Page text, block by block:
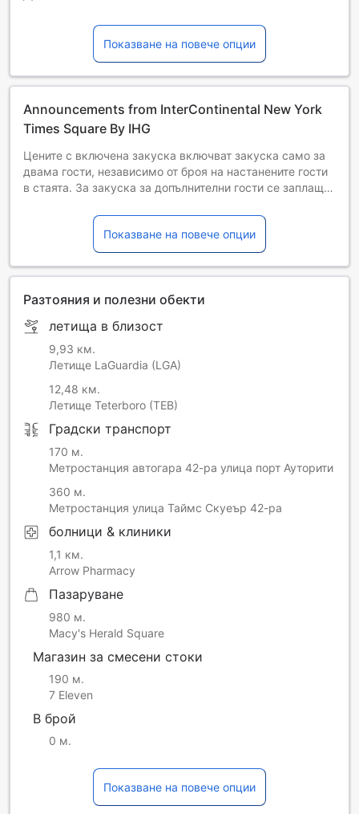
Показване на повече опции
Announcements from InterContinental New York
Times Square By IHG
Цените с включена закуска включват закуска само за
двама гости, независимо от броя на настанените гости
в стаята. За закуска за допълнителни гости се заплаща
да предоставят валиден идентификационен документ
за самоличност със снимка и кредитна карта.
The Daily Destination Fee of $30.00 USD plus applicable
taxes allows guest to enjoy: $20 Food & Beverage Credit
Premium High Speed Internet Service, Free Local & US
Columbus Circle, one local attraction ticket per day.
Показване на повече опции
Разтояния и полезни обекти
летища в близост
9,93 км.
Летище LaGuardia (LGA)
12,48 км.
Летище Teterboro (TEB)
Градски транспорт
170 м.
Метростанция автогара 42-ра улица порт Ауторити
360 м.
Метростанция улица Таймс Скуеър 42-ра
болници & клиники
1,1 км.
Arrow Pharmacy
Пазаруване
980 м.
Macy's Herald Square
Магазин за смесени стоки
190 м.
7 Eleven
В брой
0 м.
Показване на повече опции